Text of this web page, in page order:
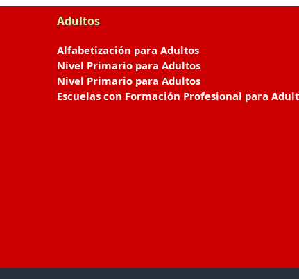
Adultos
Alfabetización para Adultos
Nivel Primario para Adultos
Nivel Primario para Adultos
Escuelas con Formación Profesional para